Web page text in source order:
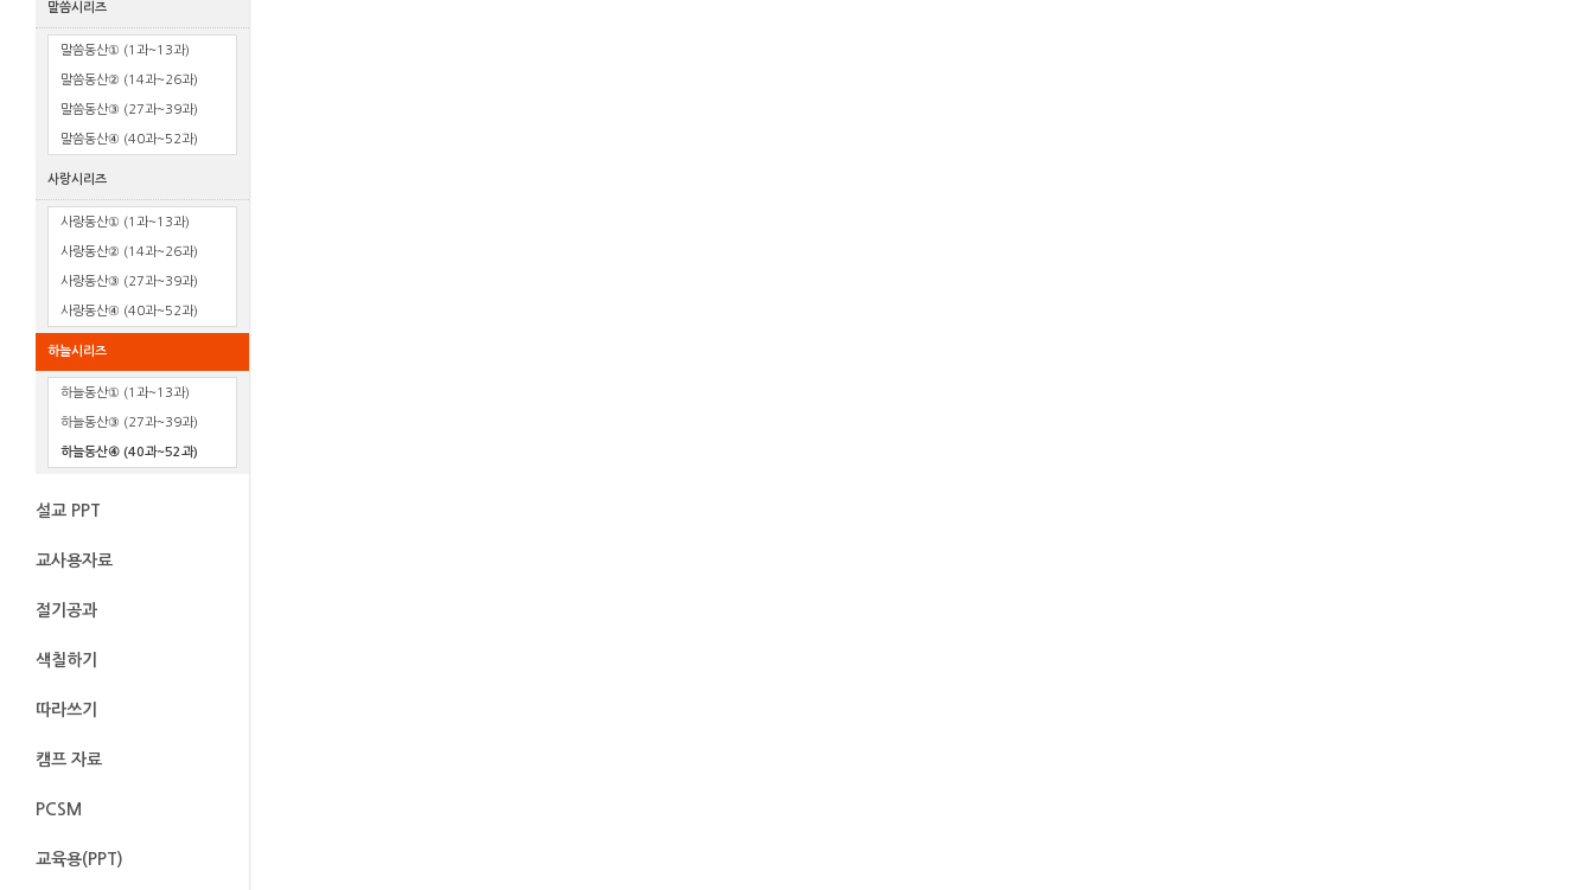
말씀시리즈
말씀동산① (1과~13과)
말씀동산② (14과~26과)
말씀동산③ (27과~39과)
말씀동산④ (40과~52과)
사랑시리즈
사랑동산① (1과~13과)
사랑동산② (14과~26과)
사랑동산③ (27과~39과)
사랑동산④ (40과~52과)
하늘시리즈
하늘동산① (1과~13과)
하늘동산③ (27과~39과)
하늘동산④ (40과~52과)
설교 PPT
교사용자료
절기공과
색칠하기
따라쓰기
캠프 자료
PCSM
교육용(PPT)